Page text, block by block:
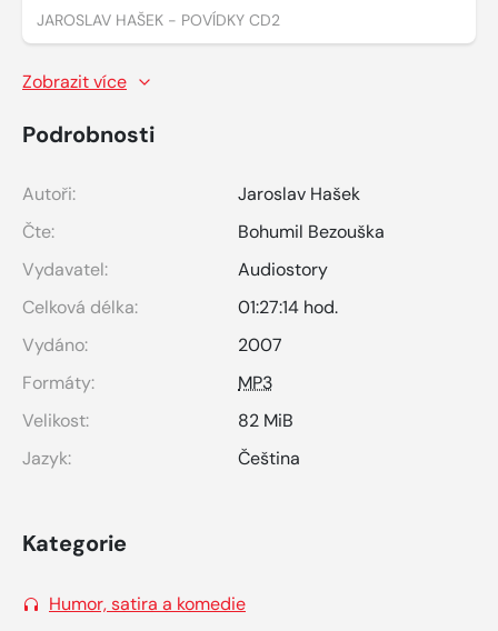
JAROSLAV HAŠEK - POVÍDKY CD2
Zobrazit více
Podrobnosti
Autoři:
Jaroslav Hašek
Čte:
Bohumil Bezouška
Vydavatel:
Audiostory
Celková délka:
01:27:14 hod.
Vydáno:
2007
Formáty:
MP3
Velikost:
82 MiB
Jazyk:
Čeština
Kategorie
Humor, satira a komedie